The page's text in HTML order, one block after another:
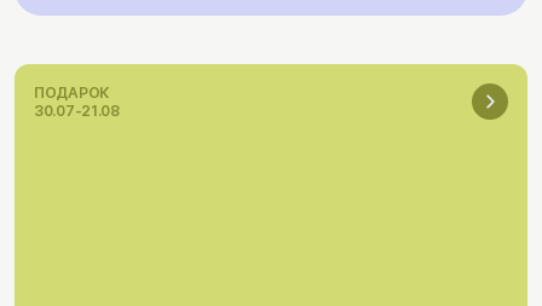
ПОДАРОК
30.07-21.08